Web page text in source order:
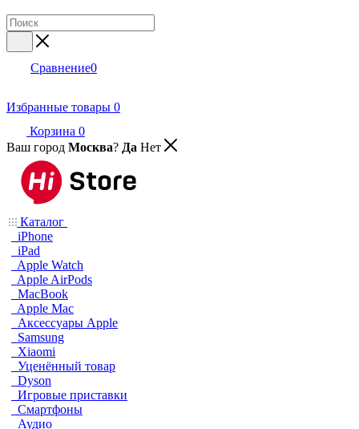
Сравнение0
Избранные товары 0
Корзина 0
Ваш город Москва? Да Нет
Каталог
iPhone
iPad
Apple Watch
Apple AirPods
MacBook
Apple Mac
Аксессуары Apple
Samsung
Xiaomi
Уценённый товар
Dyson
Игровые приставки
Смартфоны
Аудио